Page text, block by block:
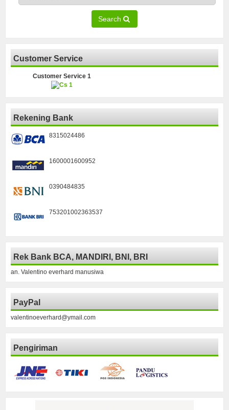
Search
Customer Service
Customer Service 1
Rekening Bank
8315024486
1600001600952
0390484835
753201002363537
Rek Bank BCA, MANDIRI, BNI, BRI
an. Valentino everhard manusiwa
PayPal
valentinoeverhard@ymail.com
Pengiriman